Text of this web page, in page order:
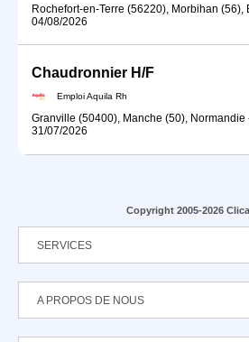
Rochefort-en-Terre (56220), Morbihan (56),
04/08/2026
Chaudronnier H/F
Emploi Aquila Rh
Granville (50400), Manche (50), Normandie
31/07/2026
Copyright 2005-2026
SERVICES
A PROPOS DE NOUS